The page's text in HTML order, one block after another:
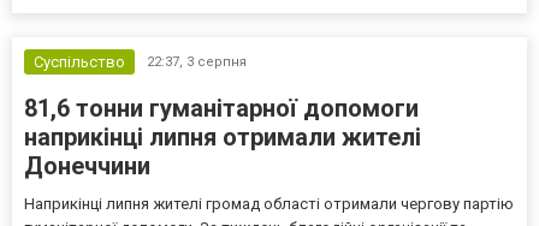
Суспільство 22:37, 3 серпня
81,6 тонни гуманітарної допомоги
наприкінці липня отримали жителі
Донеччини
Наприкінці липня жителі громад області отримали чергову партію